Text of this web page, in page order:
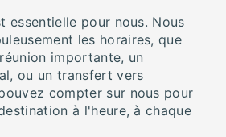
essentielle pour nous. Nous
les horaires, que
importante, un
ou un transfert vers
compter sur nous pour
à l'heure, à chaque